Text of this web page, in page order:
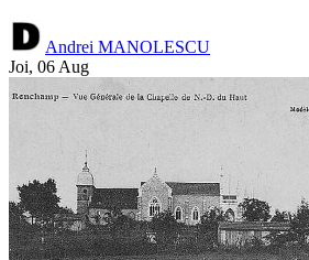
Andrei MANOLESCU
Joi, 06 Aug